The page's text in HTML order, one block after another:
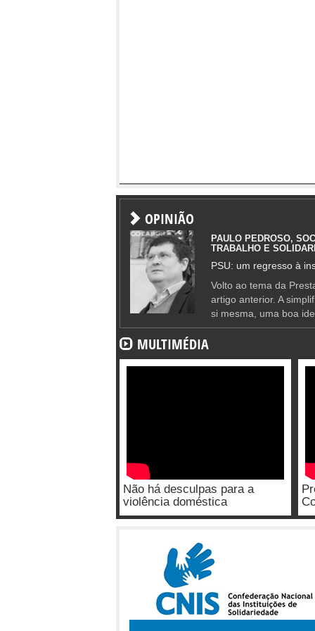
OPINIÃO
PAULO PEDROSO,
TRABALHO E
PSU: um regresso à
Volto ao tema da
artigo anterior. A
si mesma, uma boa
MULTIMÉDIA
Não há desculpas para a
violência doméstica